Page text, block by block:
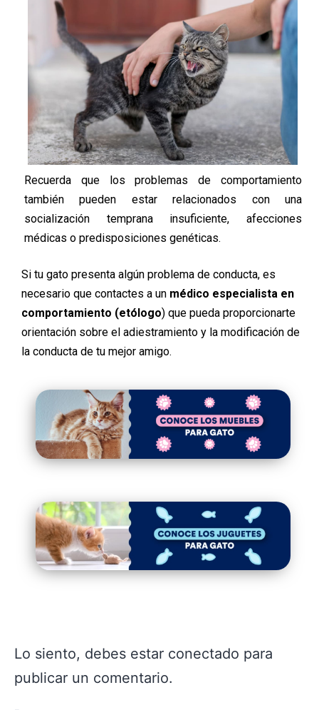
Recuerda que los problemas de comportamiento
también pueden estar relacionados con una
socialización temprana insuficiente, afecciones
médicas o predisposiciones genéticas.
Si tu gato presenta algún problema de conducta, es
necesario que contactes a un médico especialista en
comportamiento (etólogo) que pueda proporcionarte
orientación sobre el adiestramiento y la modificación de
la conducta de tu mejor amigo.
Lo siento, debes estar conectado para
publicar un comentario.